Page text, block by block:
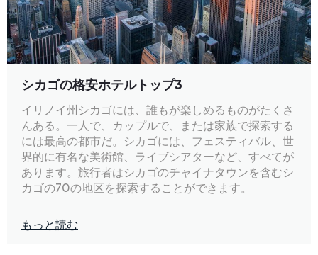
シカゴの格安ホテルトップ3
イリノイ州シカゴには、誰もが楽しめるものがたくさ
んある。一人で、カップルで、または家族で探索する
には最高の都市だ。シカゴには、フェスティバル、世
界的に有名な美術館、ライブシアターなど、すべてが
あります。旅行者はシカゴのチャイナタウンを含むシ
カゴの70の地区を探索することができます。
もっと読む